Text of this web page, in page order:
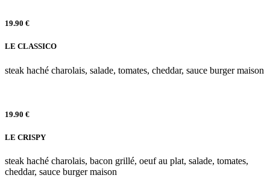
19.90 €
LE CLASSICO
steak haché charolais, salade, tomates, cheddar, sauce burger maison
19.90 €
LE CRISPY
steak haché charolais, bacon grillé, oeuf au plat, salade, tomates,
cheddar, sauce burger maison